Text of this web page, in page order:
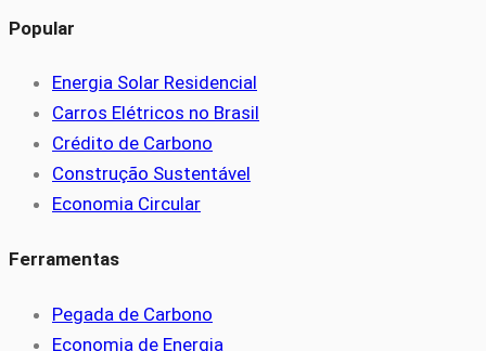
Popular
Energia Solar Residencial
Carros Elétricos no Brasil
Crédito de Carbono
Construção Sustentável
Economia Circular
Ferramentas
Pegada de Carbono
Economia de Energia